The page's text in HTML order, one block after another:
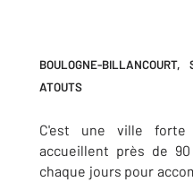
BOULOGNE-
ATOUTS
C'est une ville
accueillent près de
chaque jours pour